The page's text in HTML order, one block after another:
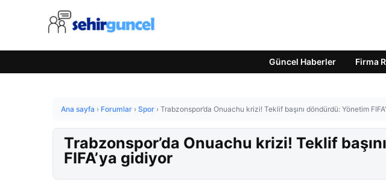
Güncel Haberler Firma
Ana sayfa › Forumlar › Spor › Trabzonspor’da Onuachu krizi! Teklif başını döndürdü: Yönetim
Trabzonspor’da Onuachu krizi! Teklif
FIFA’ya gidiyor